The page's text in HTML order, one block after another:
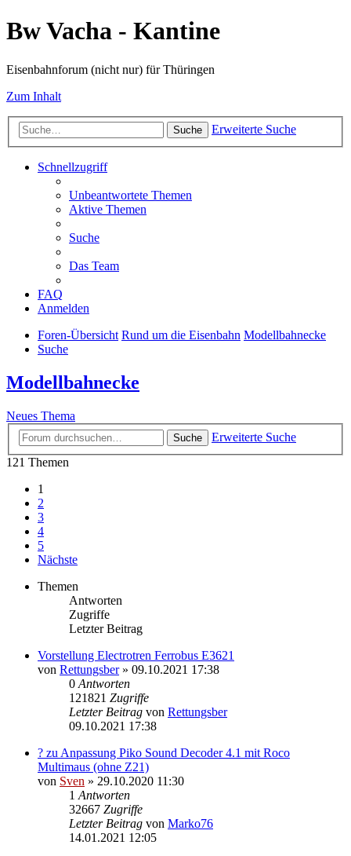
Bw Vacha - Kantine
Eisenbahnforum (nicht nur) für Thüringen
Zum Inhalt
Suche Erweiterte Suche
Schnellzugriff
Unbeantwortete Themen
Aktive Themen
Suche
Das Team
FAQ
Anmelden
Foren-Übersicht Rund um die Eisenbahn Modellbahnecke
Suche
Modellbahnecke
Neues Thema
Suche
Erweiterte Suche
121 Themen
1
2
3
4
5
Nächste
Themen
Antworten
Zugriffe
Letzter Beitrag
Vorstellung Electrotren Ferrobus E3621
von Rettungsber» 09.10.2021 17:38
0 Antworten
121821 Zugriffe
Letzter Beitrag von Rettungsber
09.10.2021 17:38
? zu Anpassung Piko Sound Decoder 4.1 mit Roco
Multimaus (ohne Z21)
von Sven » 29.10.2020 11:30
1 Antworten
32667 Zugriffe
Letzter Beitrag von Marko76
14.01.2021 12:05